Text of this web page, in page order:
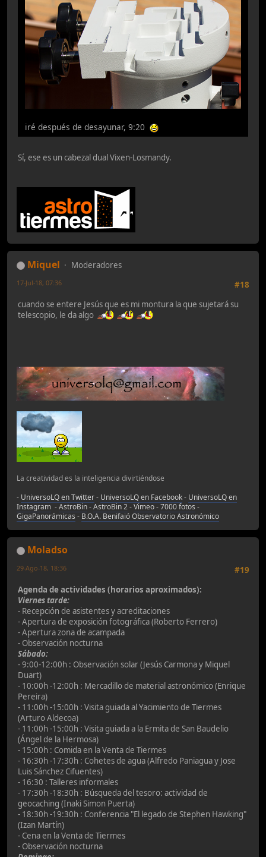
iré después de desayunar, 9:20
Sí, ese es un cabezal dual Vixen-Losmandy.
Miquel
Moderadores
#18
17-Jul-18, 07:36
cuando se entere Jesús que es mi montura la que sujetará su
telescopio, le da algo
La creatividad es la inteligencia divirtiéndose
- UniversoLQ en Twitter- UniversoLQ en Facebook- UniversoLQ en
Instagram -AstroBin-AstroBin 2-Vimeo-7000 fotos -
GigaPanorámicas - B.O.A. Benifaió Observatorio Astronómico
Moladso
#19
29-Ago-18, 18:36
Agenda de actividades (horarios aproximados):
Viernes tarde:
- Recepción de asistentes y acreditaciones
- Apertura de exposición fotográfica (Roberto Ferrero)
- Apertura zona de acampada
- Observación nocturna
Sábado:
- 9:00-12:00h : Observación solar (Jesús Carmona y Miquel
Duart)
- 10:00h -12:00h : Mercadillo de material astronómico (Enrique
Pereira)
- 11:00h -15:00h : Visita guiada al Yacimiento de Tiermes
(Arturo Aldecoa)
- 11:00h -15:00h : Visita guiada a la Ermita de San Baudelio
(Ángel de la Hermosa)
- 15:00h : Comida en la Venta de Tiermes
- 16:30h -17:30h : Cohetes de agua (Alfredo Paniagua y Jose
Luis Sánchez Cifuentes)
- 16:30 : Talleres informales
- 17:30h -18:30h : Búsqueda del tesoro: actividad de
geocaching (Inaki Simon Puerta)
- 18:30h -19:30h : Conferencia "El legado de Stephen Hawking"
(Izan Martín)
- Cena en la Venta de Tiermes
- Observación nocturna